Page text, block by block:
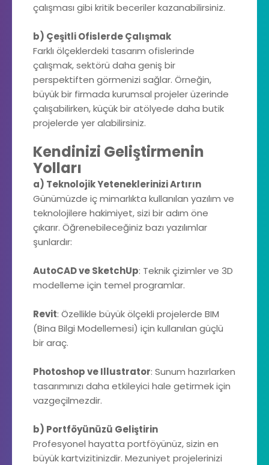
çalışması gibi kritik beceriler kazanabilirsiniz.
b) Çeşitli Ofislerde Çalışmak
Farklı ölçeklerdeki tasarım ofislerinde
çalışmak, sektörü daha geniş bir
perspektiften görmenizi sağlar. Örneğin,
büyük bir firmada kurumsal projeler üzerinde
çalışabilirken, küçük bir atölyede daha butik
projelerde yer alabilirsiniz.
Kendinizi Geliştirmenin
Yolları
a) Teknolojik Yeteneklerinizi Artırın
Günümüzde iç mimarlıkta kullanılan yazılım ve
teknolojilere hakimiyet, sizi bir adım öne
çıkarır. Öğrenebileceğiniz bazı yazılımlar
şunlardır:
AutoCAD ve SketchUp: Teknik çizimler ve 3D
modelleme için temel programlar.
Revit: Özellikle büyük ölçekli projelerde BIM
(Bina Bilgi Modellemesi) için kullanılan güçlü
bir araç.
Photoshop ve Illustrator: Sunum hazırlarken
tasarımınızı daha etkileyici hale getirmek için
vazgeçilmezdir.
b) Portföyünüzü Geliştirin
Profesyonel hayatta portföyünüz, sizin en
büyük kartvizitinizdir. Mezuniyet projelerinizi